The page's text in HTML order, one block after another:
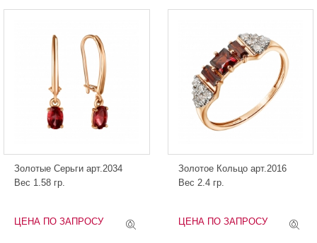
Золотые Серьги арт.2034
Вес 1.58 гр.
ЦЕНА ПО ЗАПРОСУ
Золотое Кольцо арт.2016
Вес 2.4 гр.
ЦЕНА ПО ЗАПРОСУ